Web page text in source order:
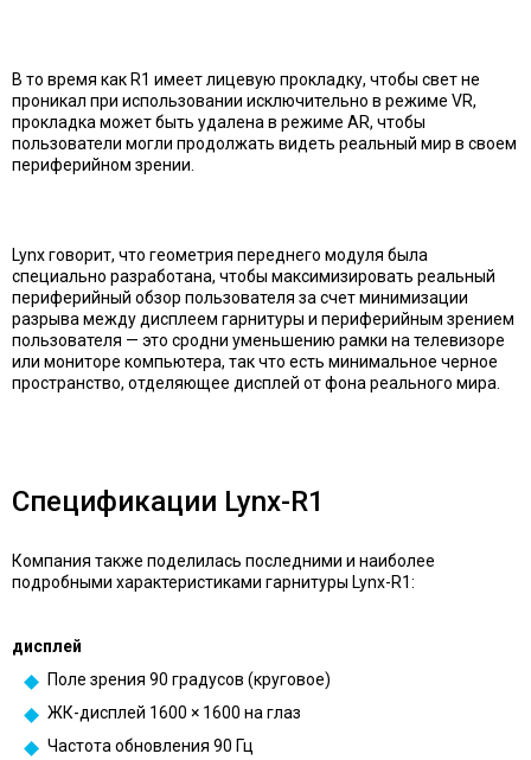
В то время как R1 имеет лицевую прокладку, чтобы свет не
проникал при использовании исключительно в режиме VR,
прокладка может быть удалена в режиме AR, чтобы
пользователи могли продолжать видеть реальный мир в своем
периферийном зрении.
Lynx говорит, что геометрия переднего модуля была
специально разработана, чтобы максимизировать реальный
периферийный обзор пользователя за счет минимизации
разрыва между дисплеем гарнитуры и периферийным зрением
пользователя — это сродни уменьшению рамки на телевизоре
или мониторе компьютера, так что есть минимальное черное
пространство, отделяющее дисплей от фона реального мира.
Спецификации Lynx-R1
Компания также поделилась последними и наиболее
подробными характеристиками гарнитуры Lynx-R1:
дисплей
Поле зрения 90 градусов (круговое)
ЖК-дисплей 1600 × 1600 на глаз
Частота обновления 90 Гц